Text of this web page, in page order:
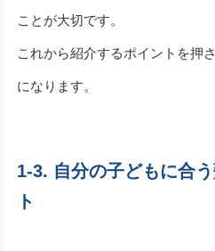
ことが大切です。
これから紹介するポイントを押
になります。
1-3. 自分の子どもに合
ト